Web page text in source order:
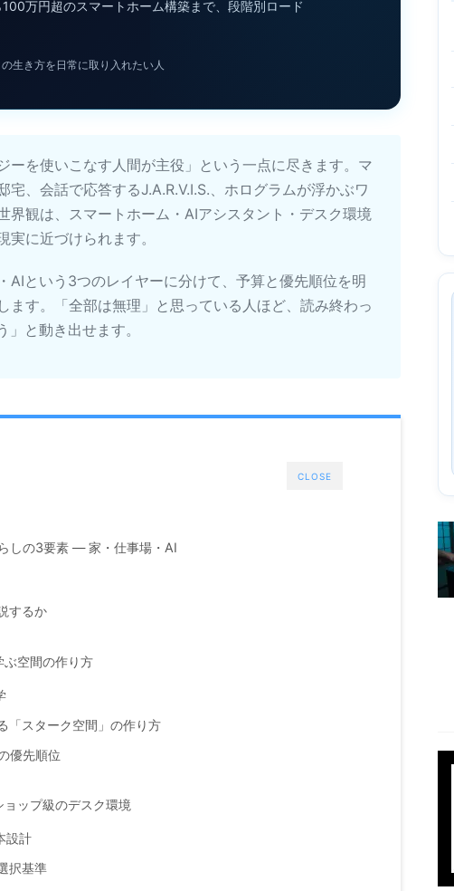
万円超のスマートホーム構築まで、段階別ロード
生き方を日常に取り入れたい人
ーを使いこなす人間が主役」という一点に尽きます。マ
宅、会話で応答するJ.A.R.V.I.S.、ホログラムが浮かぶワ
観は、スマートホーム・AIアシスタント・デスク環境
に近づけられます。
AIという3つのレイヤーに分けて、予算と優先順位を明
ます。「全部は無理」と思っている人ほど、読み終わっ
と動き出せます。
CLOSE
しの3要素 — 家・仕事場・AI
するか
空間の作り方
「スターク空間」の作り方
優先順位
ップ級のデスク環境
設計
択基準